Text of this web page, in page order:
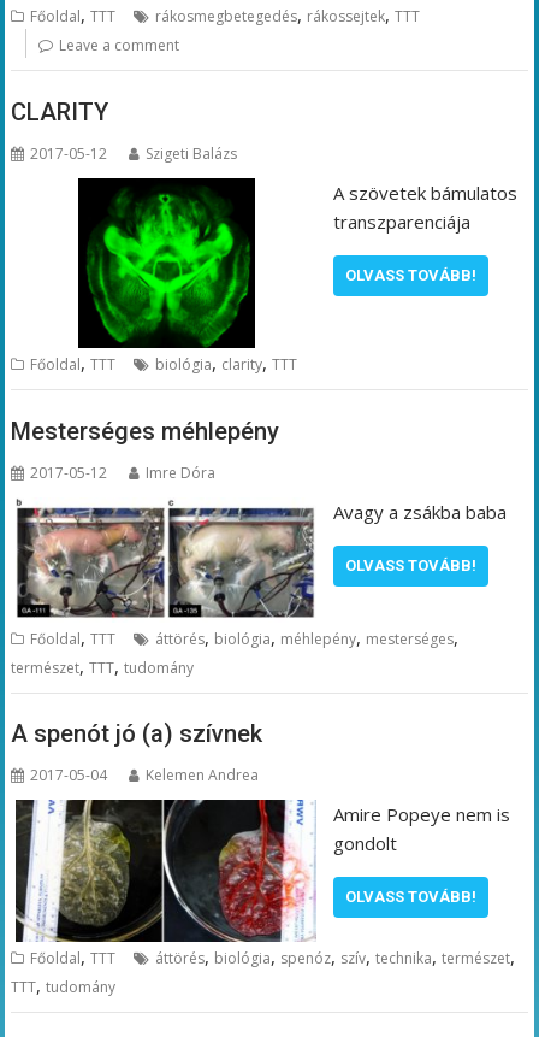
Főoldal,TTT rákosmegbetegedés, rákossejtek,TTT
Leave a comment
CLARITY
2017-05-12 Szigeti Balázs
A szövetek bámulatos
transzparenciája
OLVASS TOVÁBB!
Főoldal,TTT biológia, clarity,TTT
Mesterséges méhlepény
2017-05-12 Imre Dóra
Avagy a zsákba baba
OLVASS TOVÁBB!
Főoldal,TTT áttörés, biológia, méhlepény, mesterséges,
természet,TTT,tudomány
A spenót jó (a) szívnek
2017-05-04 Kelemen Andrea
Amire Popeye nem is
gondolt
OLVASS TOVÁBB!
Főoldal,TTT áttörés, biológia, spenóz, szív,technika,természet,
TTT,tudomány